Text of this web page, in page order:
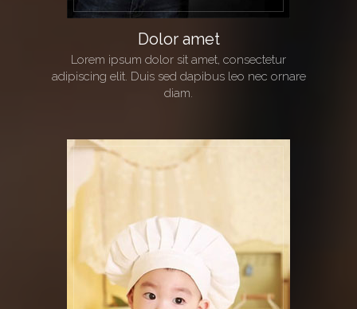
Dolor amet
Lorem ipsum dolor sit amet, consectetur
adipiscing elit. Duis sed dapibus leo nec ornare
diam.